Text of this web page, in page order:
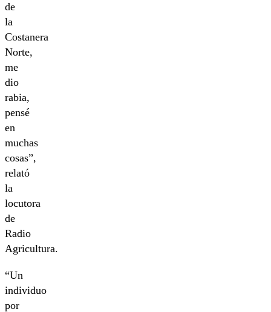
de
la
Costanera
Norte,
me
dio
rabia,
pensé
en
muchas
cosas”,
relató
la
locutora
de
Radio
Agricultura.
“Un
individuo
por